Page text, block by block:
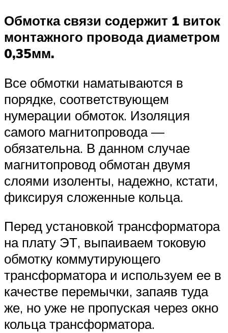
Обмотка связи содержит 1 виток
монтажного провода диаметром
0,35мм.
Все обмотки наматываются в
порядке, соответствующем
нумерации обмоток. Изоляция
самого магнитопровода —
обязательна. В данном случае
магнитопровод обмотан двумя
слоями изоленты, надежно, кстати,
фиксируя сложенные кольца.
Перед установкой трансформатора
на плату ЭТ, выпаиваем токовую
обмотку коммутирующего
трансформатора и используем ее в
качестве перемычки, запаяв туда
же, но уже не пропуская через окно
кольца трансформатора.